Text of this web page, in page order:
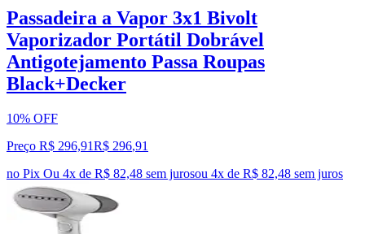
Passadeira a Vapor 3x1 Bivolt
Vaporizador Portátil Dobrável
Antigotejamento Passa Roupas
Black+Decker
10% OFF
Preço R$ 296,91R$ 296,91
no Pix Ou 4x de R$ 82,48 sem jurosou 4x de R$ 82,48 sem juros